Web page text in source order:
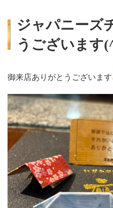
ジャパニーズ
うございます
御来店ありがとうございます